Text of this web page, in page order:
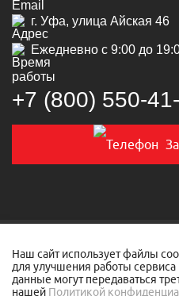
г. Уфа, улица Айская 46
Ежедневно с 9:00 до
+7 (800)
© 2019-2026 Толковая
Политика
Наш сайт использует файлы
для улучшения работы
данные могут передаваться
нашей Политикой